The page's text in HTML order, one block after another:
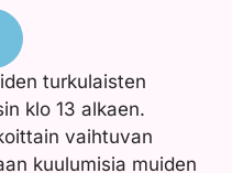
turkulaisten
klo 13 alkaen.
vaihtuvan
kuulumisia muiden